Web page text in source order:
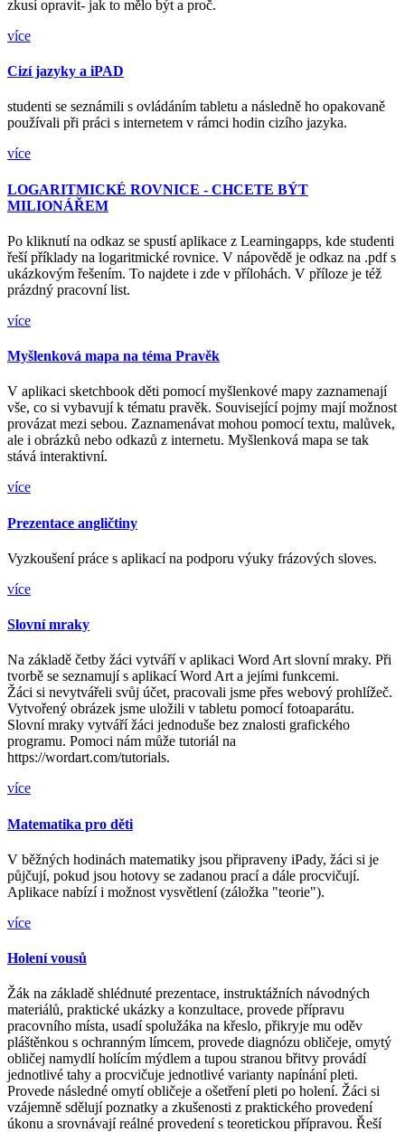
zkusí opravit- jak to mělo být a proč.
více
Cizí jazyky a iPAD
studenti se seznámili s ovládáním tabletu a následně ho opakovaně
používali při práci s internetem v rámci hodin cizího jazyka.
více
LOGARITMICKÉ ROVNICE - CHCETE BÝT
MILIONÁŘEM
Po kliknutí na odkaz se spustí aplikace z Learningapps, kde studenti
řeší příklady na logaritmické rovnice. V nápovědě je odkaz na .pdf s
ukázkovým řešením. To najdete i zde v přílohách. V příloze je též
prázdný pracovní list.
více
Myšlenková mapa na téma Pravěk
V aplikaci sketchbook děti pomocí myšlenkové mapy zaznamenají
vše, co si vybavují k tématu pravěk. Související pojmy mají možnost
provázat mezi sebou. Zaznamenávat mohou pomocí textu, malůvek,
ale i obrázků nebo odkazů z internetu. Myšlenková mapa se tak
stává interaktivní.
více
Prezentace angličtiny
Vyzkoušení práce s aplikací na podporu výuky frázových sloves.
více
Slovní mraky
Na základě četby žáci vytváří v aplikaci Word Art slovní mraky. Při
tvorbě se seznamují s aplikací Word Art a jejími funkcemi.
Žáci si nevytvářeli svůj účet, pracovali jsme přes webový prohlížeč.
Vytvořený obrázek jsme uložili v tabletu pomocí fotoaparátu.
Slovní mraky vytváří žáci jednoduše bez znalosti grafického
programu. Pomoci nám může tutoriál na
https://wordart.com/tutorials.
více
Matematika pro děti
V běžných hodinách matematiky jsou připraveny iPady, žáci si je
půjčují, pokud jsou hotovy se zadanou prací a dále procvičují.
Aplikace nabízí i možnost vysvětlení (záložka "teorie").
více
Holení vousů
Žák na základě shlédnuté prezentace, instruktážních návodných
materiálů, praktické ukázky a konzultace, provede přípravu
pracovního místa, usadí spolužáka na křeslo, přikryje mu oděv
pláštěnkou s ochranným límcem, provede diagnózu obličeje, omytý
obličej namydlí holícím mýdlem a tupou stranou břitvy provádí
jednotlivé tahy a procvičuje jednotlivé varianty napínání pleti.
Provede následné omytí obličeje a ošetření pleti po holení. Žáci si
vzájemně sdělují poznatky a zkušenosti z praktického provedení
úkonu a srovnávají reálné provedení s teoretickou přípravou. Řeší